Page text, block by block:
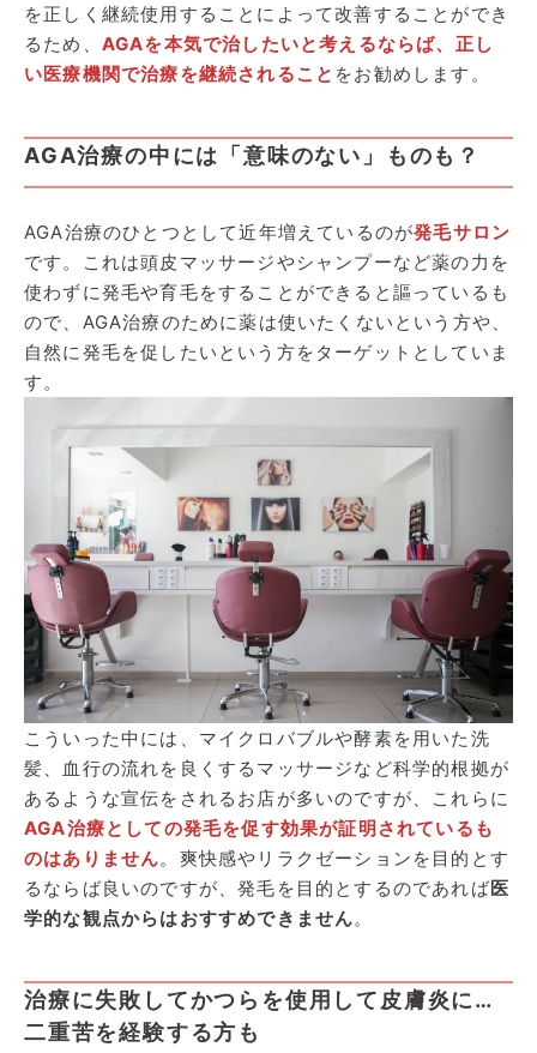
を正しく継続使用することによって改善することができ
るため、 AGAを本気で治したいと考えるならば、正し
い医療機関で治療を継続されること をお勧めします。
AGA治療の中には「意味のない」ものも？
AGA治療のひとつとして近年増えているのが発毛サロン
です。これは頭皮マッサージやシャンプーなど薬の力を
使わずに発毛や育毛をすることができると謳っているも
ので、AGA治療のために薬は使いたくないという方や、
自然に発毛を促したいという方をターゲットとしていま
す。
こういった中には、マイクロバブルや酵素を用いた洗
髪、血行の流れを良くするマッサージなど科学的根拠が
あるような宣伝をされるお店が多いのですが、これらに
AGA治療としての発毛を促す効果が証明されているも
のはありません。爽快感やリラクゼーションを目的とす
るならば良いのですが、発毛を目的とするのであれば医
学的な観点からはおすすめできません。
治療に失敗してかつらを使用して皮膚炎に…
二重苦を経験する方も